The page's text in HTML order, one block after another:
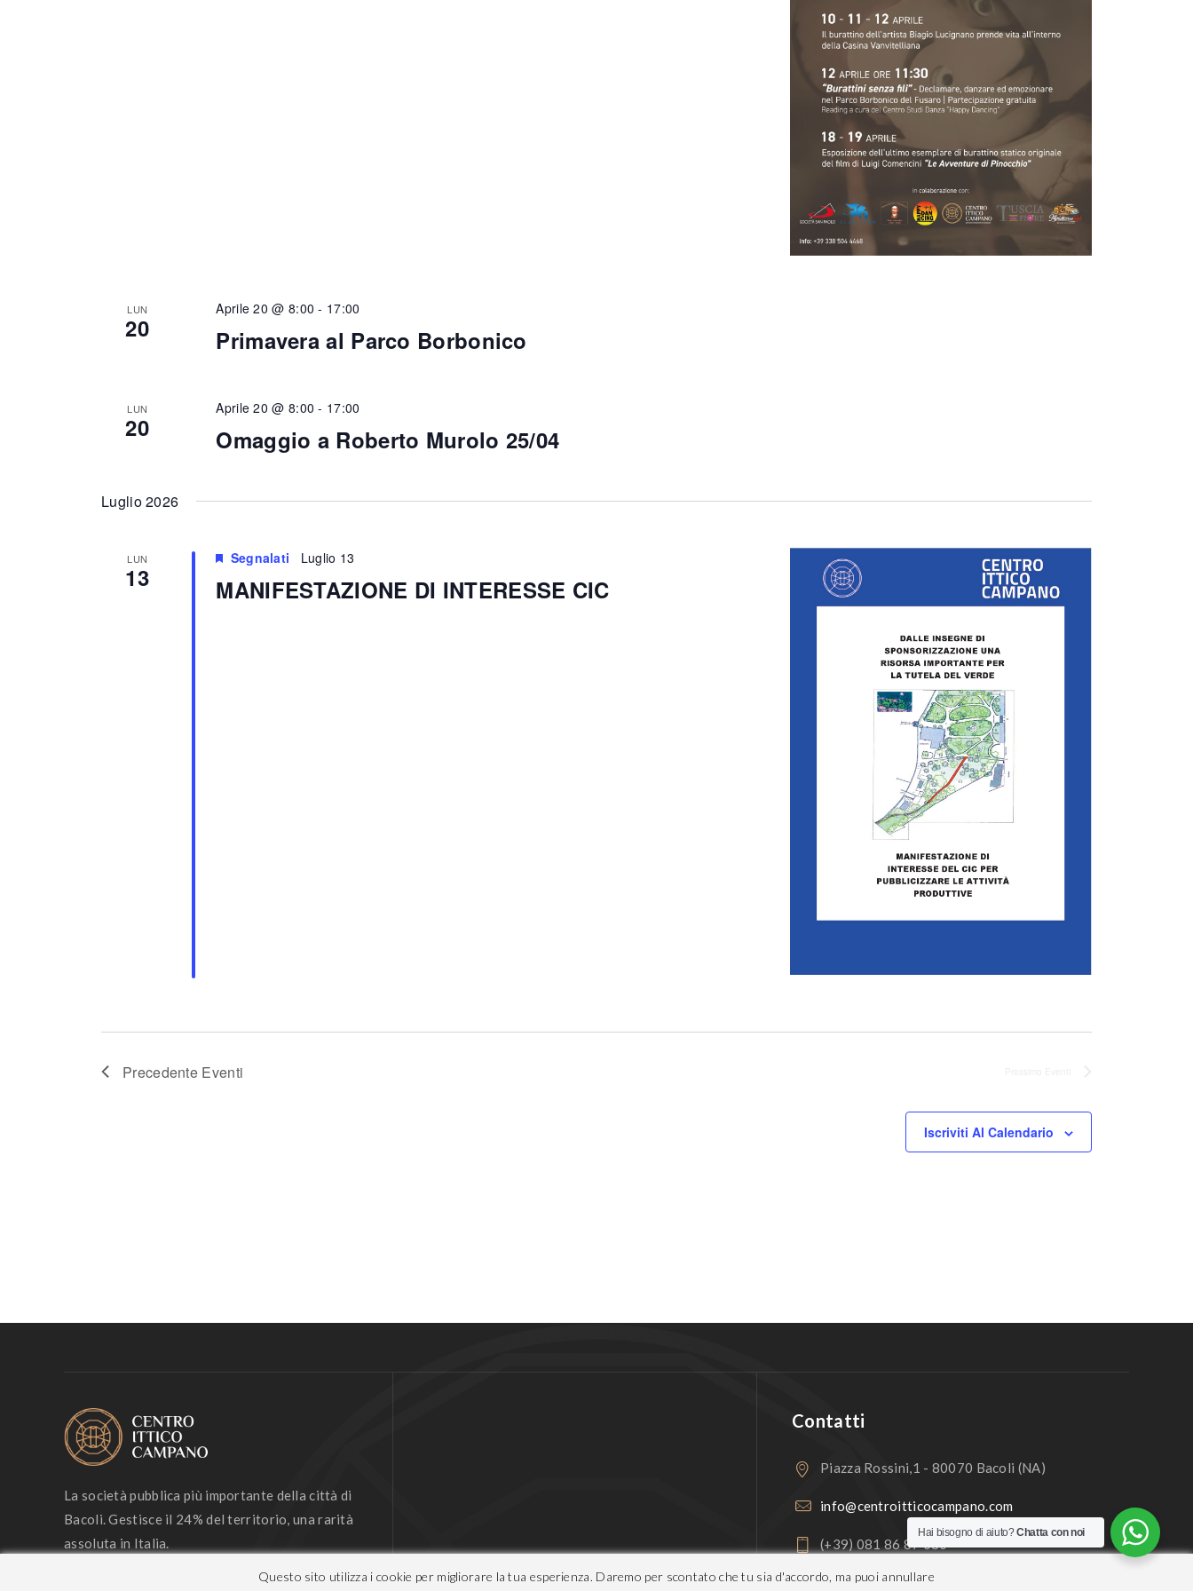
LUN
20
Aprile 20 @ 8:00 - 17:00
Primavera al Parco Borbonico
LUN
20
Aprile 20 @ 8:00 - 17:00
Omaggio a Roberto Murolo 25/04
Luglio 2026
LUN
13
Segnalati Luglio 13
MANIFESTAZIONE DI INTERESSE CIC
Precedente Eventi
Iscriviti Al Calendario
La società pubblica più importante della città di
Bacoli. Gestisce il 24% del territorio, una rarità
assoluta in Italia.
Contatti
Piazza Rossini,1 - 80070 Bacoli (NA)
info@centroitticocampano.com
(+39) 081 86 87 080
Questo sito utilizza i cookie per migliorare la tua esperienza. Daremo per scontato che tu sia d'accordo, ma puoi annullare
Hai bisogno di aiuto?Chatta con noi